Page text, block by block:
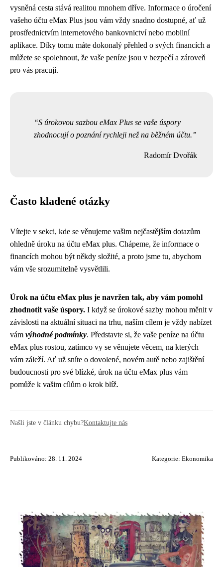
vysněná cesta stává realitou mnohem dříve. Informace o úročení
vašeho účtu eMax Plus jsou vám vždy snadno dostupné, ať už
prostřednictvím internetového bankovnictví nebo mobilní
aplikace. Díky tomu máte dokonalý přehled o svých financích a
můžete se spolehnout, že vaše peníze jsou v bezpečí a zároveň
pro vás pracují.
S úrokovou sazbou eMax Plus se vaše úspory
zhodnocují o poznání rychleji než na běžném účtu.
Radomír Dvořák
Často kladené otázky
Vítejte v sekci, kde se věnujeme vašim nejčastějším dotazům
ohledně úroku na účtu eMax plus. Chápeme, že informace o
financích mohou být někdy složité, a proto jsme tu, abychom
vám vše srozumitelně vysvětlili.
Úrok na účtu eMax plus je navržen tak, aby vám pomohl
zhodnotit vaše úspory. I když se úrokové sazby mohou měnit v
závislosti na aktuální situaci na trhu, naším cílem je vždy nabízet
vám výhodné podmínky. Představte si, že vaše peníze na účtu
eMax plus rostou, zatímco vy se věnujete věcem, na kterých
vám záleží. Ať už sníte o dovolené, novém autě nebo zajištění
budoucnosti pro své blízké, úrok na účtu eMax plus vám
pomůže k vašim cílům o krok blíž.
Našli jste v článku chybu?Kontaktujte nás
Publikováno: 28. 11. 2024 Kategorie: Ekonomika